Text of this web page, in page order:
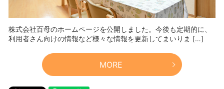
株式会社百母のホームページを公開しました。今後も定期的に、
利用者さん向けの情報など様々な情報を更新してまいりま […]
MORE